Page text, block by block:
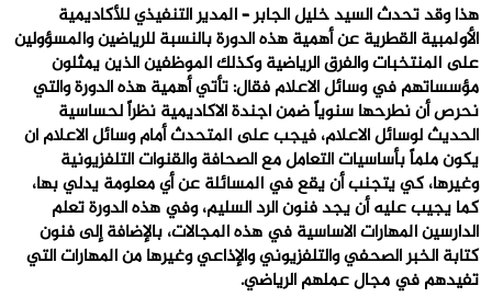
هذا وقد تحدث السيد خليل الجابر – المدير التنفيذي للأكاديمية
الأولمبية القطرية عن أهمية هذه الدورة بالنسبة للرياضين والمسؤولين
على المنتخبات والفرق الرياضية وكذلك الموظفين الذين يمثلون
مؤسساتهم في وسائل الاعلام فقال: تأتي أهمية هذه الدورة والتي
نحرص أن نطرحها سنوياً ضمن اجندة الاكاديمية نظراً لحساسية
الحديث لوسائل الاعلام، فيجب على المتحدث أمام وسائل الاعلام ان
يكون ملماً بأساسيات التعامل مع الصحافة والقنوات التلفزيونية
وغيرها، كي يتجنب أن يقع في المسائلة عن أي معلومة يدلي بها،
كما يجيب عليه أن يجد فنون الرد السليم، وفي هذه الدورة تعلم
الدارسين المهارات الاساسية في هذه المجالات، بالإضافة إلى فنون
كتابة الخبر الصحفي والتلفزيوني والإذاعي وغيرها من المهارات التي
تفيدهم في مجال عملهم الرياضي.